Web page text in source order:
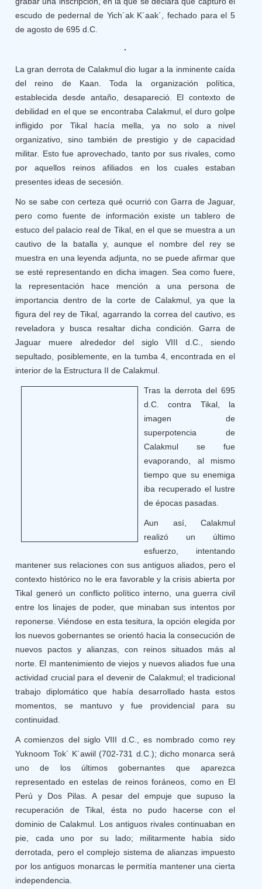
escudo de pedernal de Yich´ak K´aak´, fechado para el 5
de agosto de 695 d.C.
La gran derrota de Calakmul dio lugar a la inminente caída
del reino de Kaan. Toda la organización política,
establecida desde antaño, desapareció. El contexto de
debilidad en el que se encontraba Calakmul, el duro golpe
infligido por Tikal hacía mella, ya no solo a nivel
organizativo, sino también de prestigio y de capacidad
militar. Esto fue aprovechado, tanto por sus rivales, como
por aquellos reinos afiliados en los cuales estaban
presentes ideas de secesión.
No se sabe con certeza qué ocurrió con Garra de Jaguar,
pero como fuente de información existe un tablero de
estuco del palacio real de Tikal, en el que se muestra a un
cautivo de la batalla y, aunque el nombre del rey se
muestra en una leyenda adjunta, no se puede afirmar que
se esté representando en dicha imagen. Sea como fuere,
la representación hace mención a una persona de
importancia dentro de la corte de Calakmul, ya que la
figura del rey de Tikal, agarrando la correa del cautivo, es
reveladora y busca resaltar dicha condición. Garra de
Jaguar muere alrededor del siglo VIII d.C., siendo
sepultado, posiblemente, en la tumba 4, encontrada en el
interior de la Estructura II de Calakmul.
Tras la derrota del 695
d.C. contra Tikal, la
imagen de
superpotencia de
Calakmul se fue
evaporando, al mismo
tiempo que su enemiga
iba recuperado el lustre
de épocas pasadas.
Aun así, Calakmul
realizó un último
esfuerzo, intentando
mantener sus relaciones con sus antiguos aliados, pero el
contexto histórico no le era favorable y la crisis abierta por
Tikal generó un conflicto político interno, una guerra civil
entre los linajes de poder, que minaban sus intentos por
reponerse. Viéndose en esta tesitura, la opción elegida por
los nuevos gobernantes se orientó hacia la consecución de
nuevos pactos y alianzas, con reinos situados más al
norte. El mantenimiento de viejos y nuevos aliados fue una
actividad crucial para el devenir de Calakmul; el tradicional
trabajo diplomático que había desarrollado hasta estos
momentos, se mantuvo y fue providencial para su
continuidad.
A comienzos del siglo VIII d.C., es nombrado como rey
Yuknoom Tok´ K´awiil (702-731 d.C.); dicho monarca será
uno de los últimos gobernantes que aparezca
representado en estelas de reinos foráneos, como en El
Perú y Dos Pilas. A pesar del empuje que supuso la
recuperación de Tikal, ésta no pudo hacerse con el
dominio de Calakmul. Los antiguos rivales continuaban en
pie, cada uno por su lado; militarmente había sido
derrotada, pero el complejo sistema de alianzas impuesto
por los antiguos monarcas le permitía mantener una cierta
independencia.